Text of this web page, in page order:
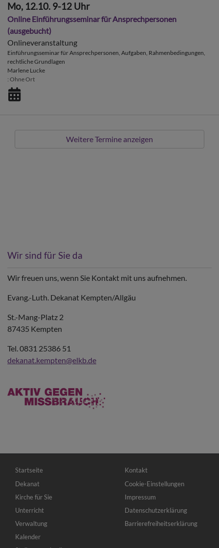
Mo, 12.10. 9-12 Uhr
Online Einführungsseminar für Ansprechpersonen
(ausgebucht)
Onlineveranstaltung
Einführungsseminar für Ansprechpersonen, Aufgaben, Rahmenbedingungen,
rechtliche Grundlagen
Marlene Lucke
Ohne Ort
Weitere Termine anzeigen
Wir sind für Sie da
Wir freuen uns, wenn Sie Kontakt mit uns aufnehmen.
Evang.-Luth. Dekanat Kempten/Allgäu
St.-Mang-Platz 2
87435 Kempten
Tel. 0831 25386 51
dekanat.kempten@elkb.de
Hauptnavigation
Startseite
Dekanat
Kirche für Sie
Unterricht
Verwaltung
Kalender
Fußbereichsmenü
Kontakt
Cookie-Einstellungen
Impressum
Datenschutzerklärung
Barrierefreiheitserklärung